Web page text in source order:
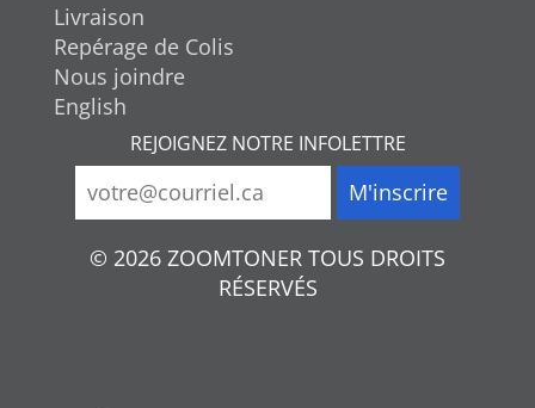
Livraison
Repérage de Colis
Nous joindre
English
REJOIGNEZ NOTRE INFOLETTRE
© 2026 ZOOMTONER TOUS DROITS
RÉSERVÉS